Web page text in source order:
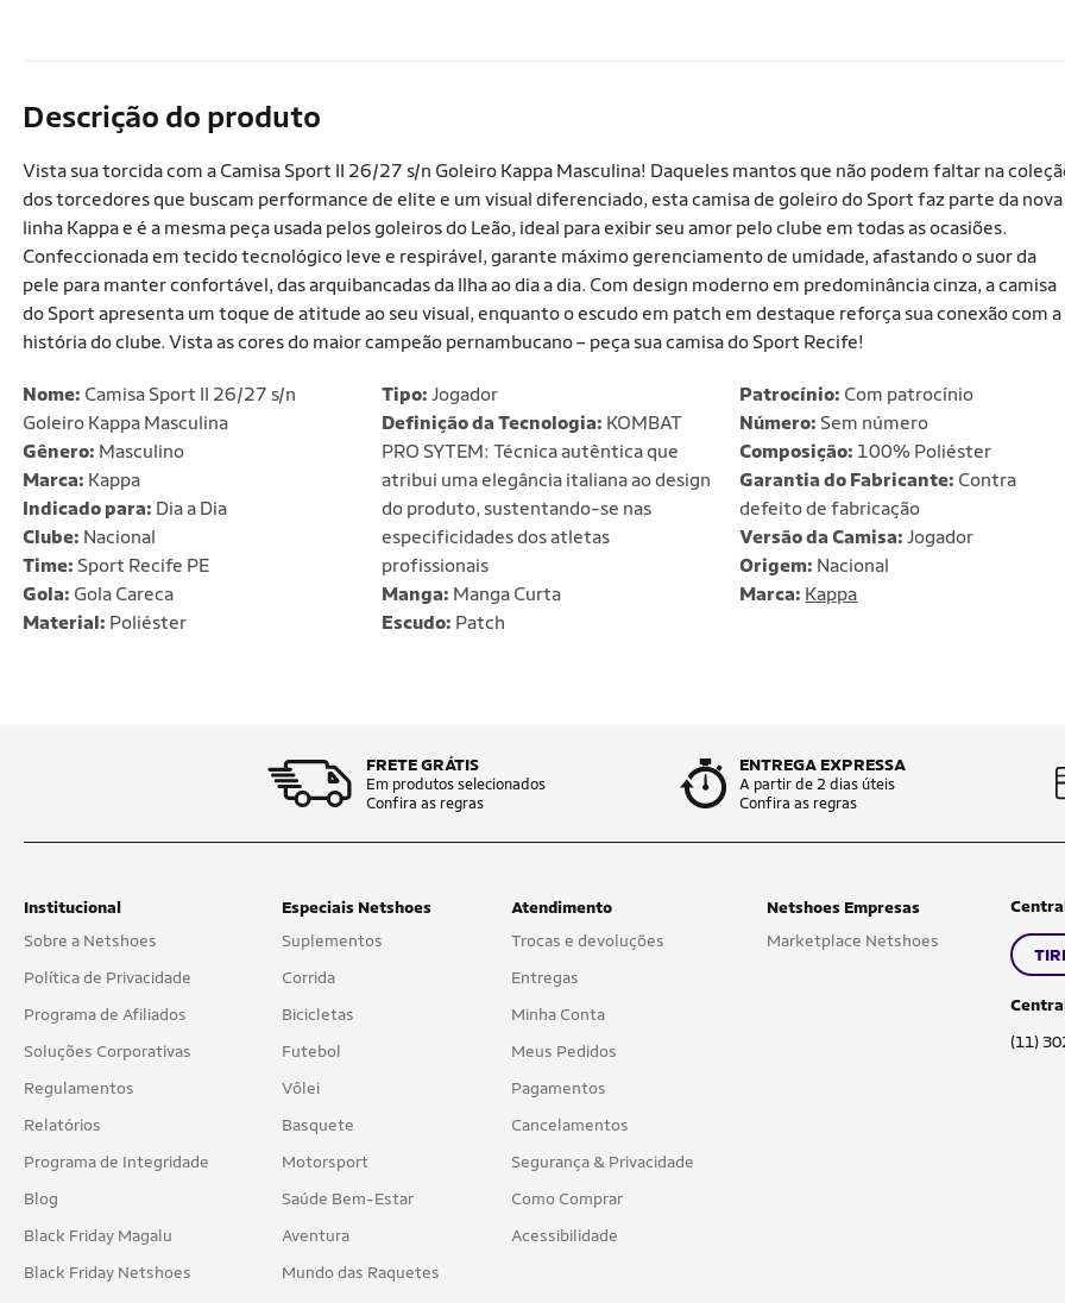
Descrição do produto
Vista sua torcida com a Camisa Sport II 26/27 s/n Goleiro Kappa Masculina! Daqueles mantos que não podem faltar na
dos torcedores que buscam performance de elite e um visual diferenciado, esta camisa de goleiro do Sport faz parte da nova
linha Kappa e é a mesma peça usada pelos goleiros do Leão, ideal para exibir seu amor pelo clube em todas as ocasiões.
Confeccionada em tecido tecnológico leve e respirável, garante máximo gerenciamento de umidade, afastando o suor da
pele para manter confortável, das arquibancadas da Ilha ao dia a dia. Com design moderno em predominância cinza, a camisa
do Sport apresenta um toque de atitude ao seu visual, enquanto o escudo em patch em destaque reforça sua conexão com a
história do clube. Vista as cores do maior campeão pernambucano – peça sua camisa do Sport Recife!
Nome: Camisa Sport II 26/27 s/n
Goleiro Kappa Masculina
Gênero: Masculino
Marca: Kappa
Indicado para: Dia a Dia
Clube: Nacional
Time: Sport Recife PE
Gola: Gola Careca
Material: Poliéster
Tipo: Jogador
Definição da Tecnologia: KOMBAT
PRO SYTEM: Técnica autêntica que
atribui uma elegância italiana ao design
do produto, sustentando-se nas
especificidades dos atletas
profissionais
Manga: Manga Curta
Escudo: Patch
Patrocínio: Com patrocínio
Número: Sem número
Composição: 100% Poliéster
Garantia do Fabricante: Contra
defeito de fabricação
Versão da Camisa: Jogador
Origem: Nacional
Marca: Kappa
FRETE GRÁTIS
Em produtos selecionados
Confira as regras
ENTREGA EXPRESSA
A partir de 2 dias úteis
Confira as regras
Institucional
Sobre a Netshoes
Política de Privacidade
Programa de Afiliados
Soluções Corporativas
Regulamentos
Relatórios
Programa de Integridade
Blog
Black Friday Magalu
Black Friday Netshoes
Especiais Netshoes
Suplementos
Corrida
Bicicletas
Futebol
Vôlei
Basquete
Motorsport
Saúde Bem-Estar
Aventura
Mundo das Raquetes
Atendimento
Trocas e devoluções
Entregas
Minha Conta
Meus Pedidos
Pagamentos
Cancelamentos
Segurança & Privacidade
Como Comprar
Acessibilidade
Netshoes Empresas
Marketplace Netshoes
(11)